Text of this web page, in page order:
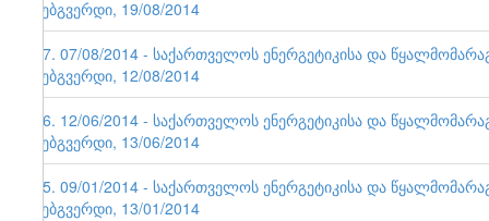
ვებგვერდი, 19/08/2014
57. 07/08/2014 - საქართველოს ენერგეტიკისა და
ვებგვერდი, 12/08/2014
56. 12/06/2014 - საქართველოს ენერგეტიკისა და
ვებგვერდი, 13/06/2014
55. 09/01/2014 - საქართველოს ენერგეტიკისა და
ვებგვერდი, 13/01/2014